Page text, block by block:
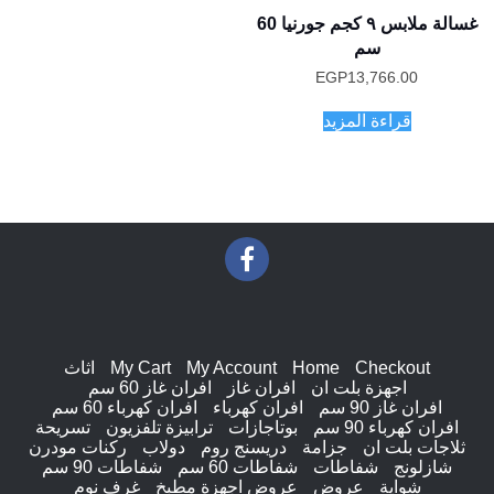
غسالة ملابس ٩ كجم جورنيا 60
سم
EGP13,766.00
قراءة المزيد
Checkout
Home
My Account
My Cart
اثاث
اجهزة بلت ان
افران غاز
افران غاز 60 سم
افران غاز 90 سم
افران كهرباء
افران كهرباء 60 سم
افران كهرباء 90 سم
بوتاجازات ترابيزة تلفزيون
تسريحة
ثلاجات بلت ان
جزامة دريسنج روم دولاب
ركنات مودرن
شازلونج
شفاطات شفاطات 60 سم
شفاطات 90 سم
شواية
عروض عروض اجهزة مطبخ غرف نوم